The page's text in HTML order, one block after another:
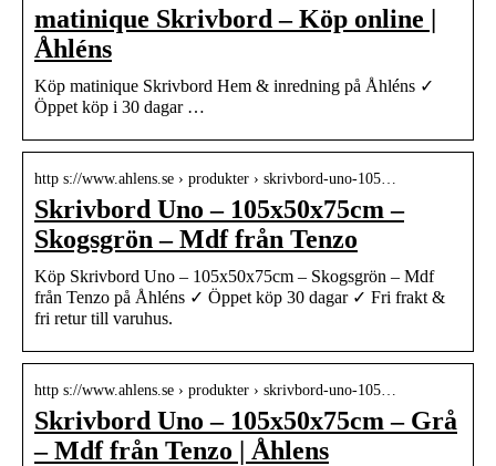
matinique Skrivbord – Köp online |
Åhléns
Köp matinique Skrivbord Hem & inredning på Åhléns ✓
Öppet köp i 30 dagar …
http s://www.ahlens.se › produkter › skrivbord-uno-105…
Skrivbord Uno – 105x50x75cm –
Skogsgrön – Mdf från Tenzo
Köp Skrivbord Uno – 105x50x75cm – Skogsgrön – Mdf
från Tenzo på Åhléns ✓ Öppet köp 30 dagar ✓ Fri frakt &
fri retur till varuhus.
http s://www.ahlens.se › produkter › skrivbord-uno-105…
Skrivbord Uno – 105x50x75cm – Grå
– Mdf från Tenzo | Åhlens